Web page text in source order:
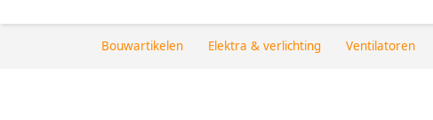
Bouwartikelen Elektra & verlichting Ventilatoren